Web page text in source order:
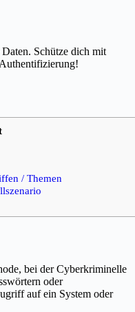
Schütze dich mit
/ Themen
bei der Cyberkriminelle
oder
auf ein System oder